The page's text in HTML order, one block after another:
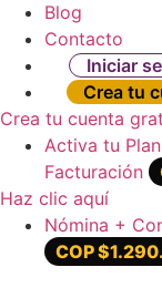
Blog
Contacto
Iniciar
Crea tu
Crea tu cuenta
Activa tu
Facturación
Haz clic aquí
Nómina +
COP